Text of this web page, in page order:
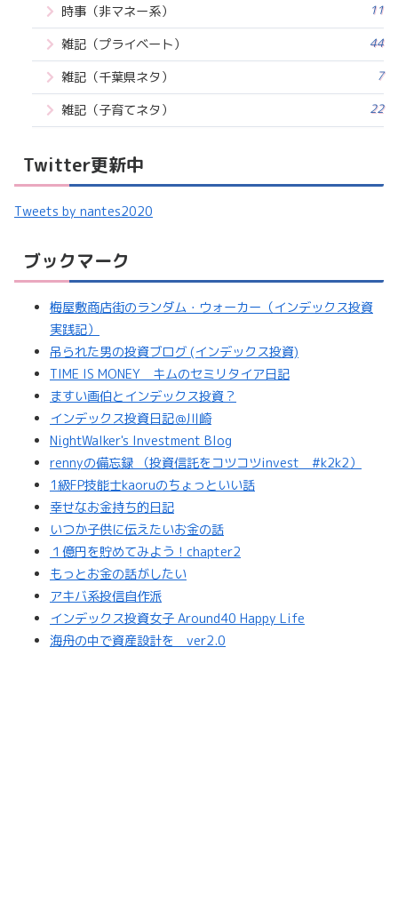
時事（非マネー系） 11
雑記（プライベート） 44
雑記（千葉県ネタ） 7
雑記（子育てネタ） 22
Twitter更新中
Tweets by nantes2020
ブックマーク
梅屋敷商店街のランダム・ウォーカー（インデックス投資
実践記）
吊られた男の投資ブログ (インデックス投資)
TIME IS MONEY キムのセミリタイア日記
ますい画伯とインデックス投資？
インデックス投資日記＠川崎
NightWalker's Investment Blog
rennyの備忘録 （投資信託をコツコツinvest #k2k2）
1級FP技能士kaoruのちょっといい話
幸せなお金持ち的日記
いつか子供に伝えたいお金の話
１億円を貯めてみよう！chapter2
もっとお金の話がしたい
アキバ系投信自作派
インデックス投資女子 Around40 Happy Life
海舟の中で資産設計を ver2.0